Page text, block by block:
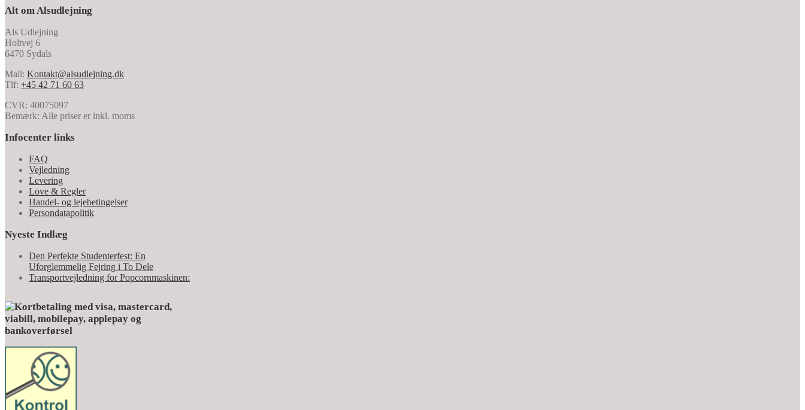
Alt om Alsudlejning
Als Udlejning
Holtvej 6
6470 Sydals
Mail: Kontakt@alsudlejning.dk
Tlf: +45 42 71 60 63
CVR: 40075097
Bemærk: Alle priser er inkl. moms
Infocenter links
FAQ
Vejledning
Levering
Love & Regler
Handel- og lejebetingelser
Persondatapolitik
Nyeste Indlæg
Den Perfekte Studenterfest: En
Uforglemmelig Fejring i To Dele
Transportvejledning for Popcornmaskinen: